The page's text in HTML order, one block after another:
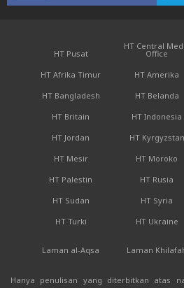
HT Pusat
HT Central
Office
HT Afrika Timur
HT Amerika
HT Bangladesh
HT Belanda
HT Britain
HT Indonesia
HT Jordan
HT Kyrgyzstan
HT Mesir
HT Moroko
HT Palestin
HT Rusia
HT Sudan
HT Syria
HT Turki
HT Ukraine
Laman al-Aqsa Laman
Hanya penulisan yang diterbitkan atas